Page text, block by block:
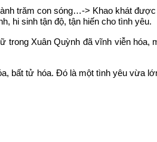
trăm con sóng…-> Khao khát
hi sinh tận độ, tận hiến cho tình yêu.
Xuân Quỳnh đã vĩnh viễn hóa,
bất tử hóa. Đó là một tình yêu vừa